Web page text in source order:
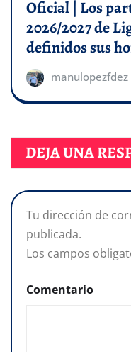
Oficial | Los
2026/2027 de
definidos sus
manulopezfdez
DEJA UNA
Tu dirección de
publicada.
Los campos
Comentario